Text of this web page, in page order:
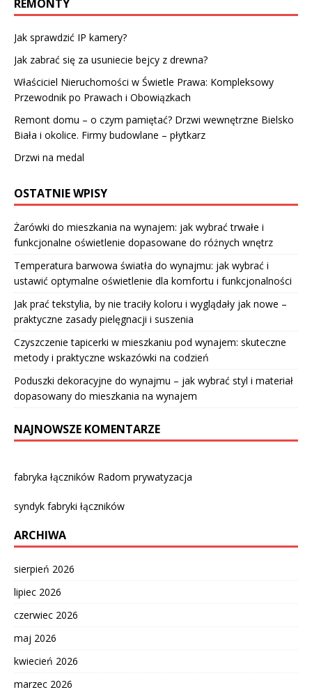
REMONTY
Jak sprawdzić IP kamery?
Jak zabrać się za usuniecie bejcy z drewna?
Właściciel Nieruchomości w Świetle Prawa: Kompleksowy
Przewodnik po Prawach i Obowiązkach
Remont domu – o czym pamiętać? Drzwi wewnętrzne Bielsko
Biała i okolice. Firmy budowlane – płytkarz
Drzwi na medal
OSTATNIE WPISY
Żarówki do mieszkania na wynajem: jak wybrać trwałe i
funkcjonalne oświetlenie dopasowane do różnych wnętrz
Temperatura barwowa światła do wynajmu: jak wybrać i
ustawić optymalne oświetlenie dla komfortu i funkcjonalności
Jak prać tekstylia, by nie traciły koloru i wyglądały jak nowe –
praktyczne zasady pielęgnacji i suszenia
Czyszczenie tapicerki w mieszkaniu pod wynajem: skuteczne
metody i praktyczne wskazówki na codzień
Poduszki dekoracyjne do wynajmu – jak wybrać styl i materiał
dopasowany do mieszkania na wynajem
NAJNOWSZE KOMENTARZE
fabryka łączników Radom prywatyzacja
syndyk fabryki łączników
ARCHIWA
sierpień 2026
lipiec 2026
czerwiec 2026
maj 2026
kwiecień 2026
marzec 2026